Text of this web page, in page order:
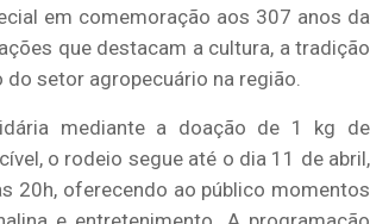
em comemoração aos 307 anos da
que destacam a cultura, a tradição
setor agropecuário na região.
mediante a doação de 1 kg de
o rodeio segue até o dia 11 de abril,
20h, oferecendo ao público momentos